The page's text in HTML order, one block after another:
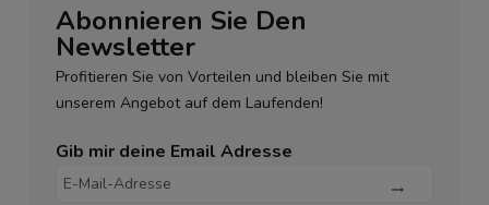
Abonnieren Sie Den
Newsletter
Profitieren Sie von Vorteilen und bleiben Sie mit
unserem Angebot auf dem Laufenden!
Gib mir deine Email Adresse